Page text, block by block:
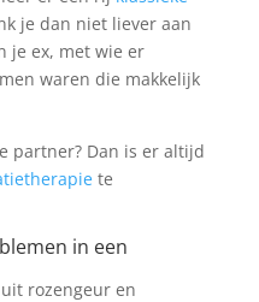
je dan niet liever aan
je ex, met wie er
waren die makkelijk
partner? Dan is er altijd
te
in een
rozengeur en